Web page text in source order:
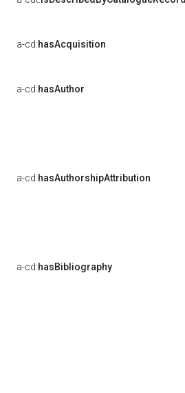
a-cd:hasAcquisition
a-cd:hasAuthor
a-cd:hasAuthorshipAttribution
a-cd:hasBibliography